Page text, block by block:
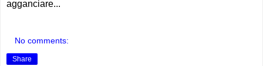
agganciare...
No comments:
Share